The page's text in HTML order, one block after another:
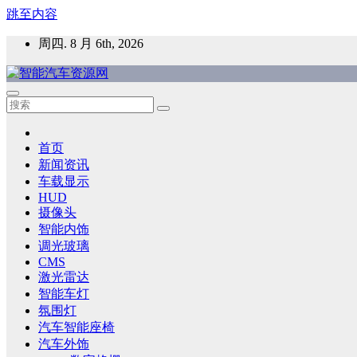
跳至内容
周四. 8 月 6th, 2026
智能汽车资源网
智能表面，智能内饰，新能源汽车，HMI，人车交互，智能车
首页
新闻资讯
车载显示
HUD
摄像头
智能内饰
调光玻璃
CMS
激光雷达
智能车灯
氛围灯
汽车智能座椅
汽车外饰